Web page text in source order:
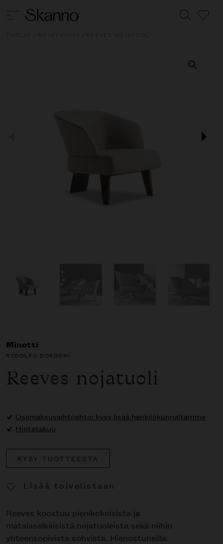
Minotti
RODOLFO DORDONI
Reeves nojatuoli
Osamaksuvaihtoehto: kysy lisää henkilökunnaltamme
Hintatakuu
KYSY TUOTTEESTA
Lisää toivelistaan
Reeves koostuu pienikokoisista ja
matalaselkäisistä nojatuoleista sekä niihin
yhteensopivista sohvista. Hienostuneilla